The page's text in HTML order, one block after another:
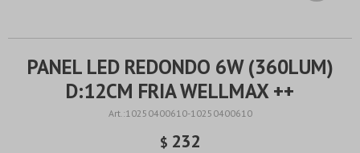
PANEL LED REDONDO 6W (360LUM)
D:12CM FRIA WELLMAX ++
10250400610-10250400610
$ 232